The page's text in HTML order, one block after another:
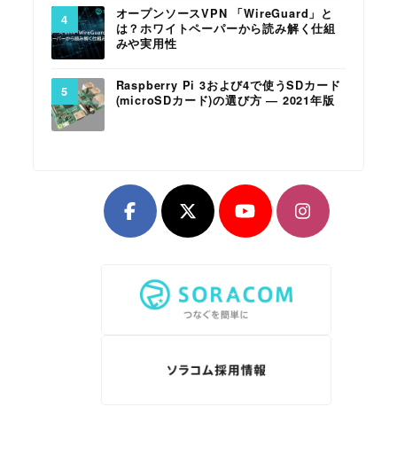
オープンソースVPN 「WireGuard」と
は？ホワイトペーパーから読み解く仕組
みや実用性
Raspberry Pi 3および4で使うSDカード
(microSDカード)の選び方 ― 2021年版